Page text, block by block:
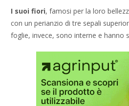
I suoi fiori, famosi per la loro
con un perianzio di tre sepali
foglie, invece, sono interne e hanno